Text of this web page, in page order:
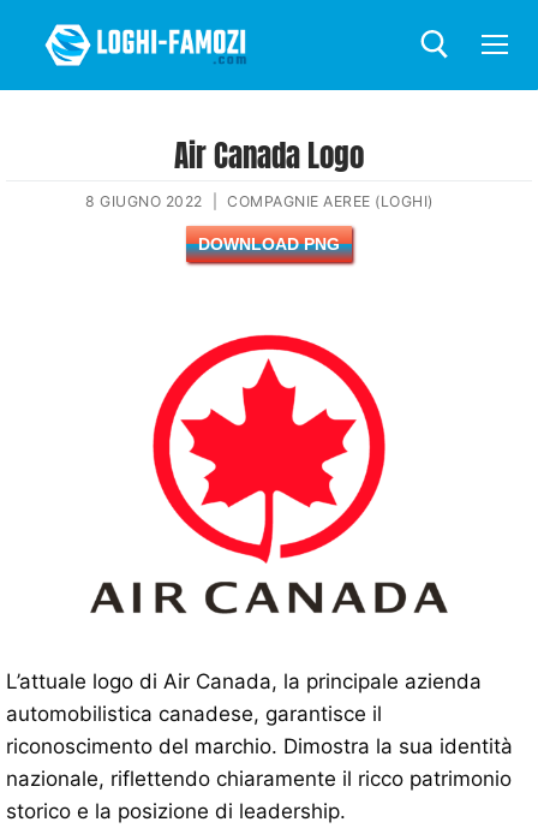
Air Canada Logo
8 GIUGNO 2022 COMPAGNIE AEREE (LOGHI)
DOWNLOAD PNG
L’attuale logo di Air Canada, la principale azienda
automobilistica canadese, garantisce il
riconoscimento del marchio. Dimostra la sua identità
nazionale, riflettendo chiaramente il ricco patrimonio
storico e la posizione di leadership.